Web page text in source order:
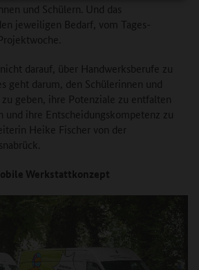
und Schülern. Und das
jeweiligen Bedarf, vom Tages-
darauf, über Handwerksberufe zu
geht darum, den Schülerinnen und
geben, ihre Potenziale zu entfalten
und ihre Entscheidungskompetenz zu
Heike Fischer von der
Werkstattkonzept